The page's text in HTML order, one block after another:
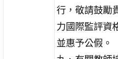
行，敬請鼓勵
力國際監評資
並惠予公假。